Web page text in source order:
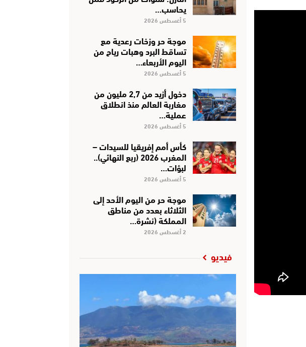
يحاسب…
5 أغسطس 2026
موجة حر وزخات رعدية مع
تساقط البرد وهبات رياح من
اليوم الأربعاء…
5 أغسطس 2026
دخول أزيد من 2,7 مليون من
مغاربة العالم منذ انطلاق
عملية…
5 أغسطس 2026
كأس أمم إفريقيا للسيدات –
المغرب 2026 (ربع النهائي)..
لبؤات…
5 أغسطس 2026
موجة حر من اليوم الأحد إلى
الثلاثاء بعدد من مناطق
المملكة (نشرة…
2 أغسطس 2026
فيديو